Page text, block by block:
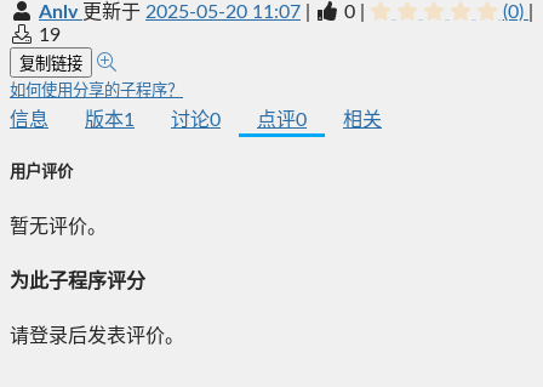
Anlv 更新于 2025-05-20 11:07 0 (0)
19
复制链接
如何使用分享的子程序？
信息 版本1 讨论0 点评0 相关
用户评价
暂无评价。
为此子程序评分
请登录后发表评价。